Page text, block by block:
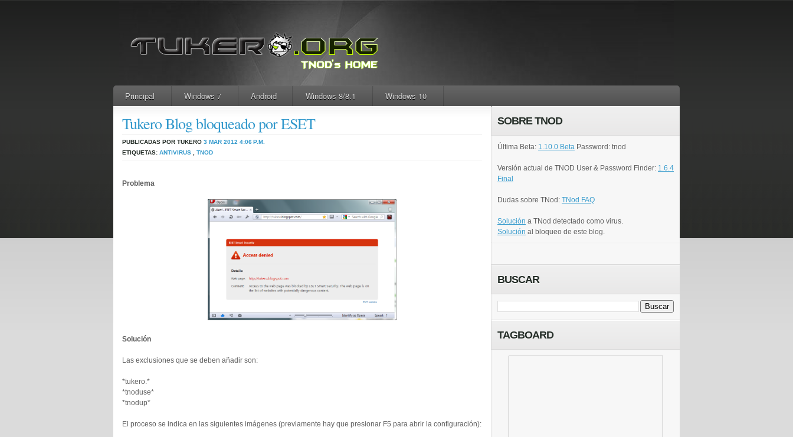
Principal Windows 7 Android Windows 8/8.1 Windows 10
Tukero Blog bloqueado por ESET
PUBLICADAS POR TUKERO 3 MAR 2012 4:06 P.M.
ETIQUETAS: ANTIVIRUS TNOD
Problema
Solución
Las exclusiones que se deben añadir son:
*tukero.*
*tnoduse*
*tnodup*
El proceso se indica en las siguientes imágenes (previamente hay que presionar F5 para abrir la configuración):
SOBRE TNOD
Última Beta: 1.10.0 Beta Password: tnod
Versión actual de TNOD User & Password Finder: 1.6.4
Final
Dudas sobre TNod: TNod FAQ
Solución a TNod detectado como virus.
Solución al bloqueo de este blog.
BUSCAR
TAGBOARD